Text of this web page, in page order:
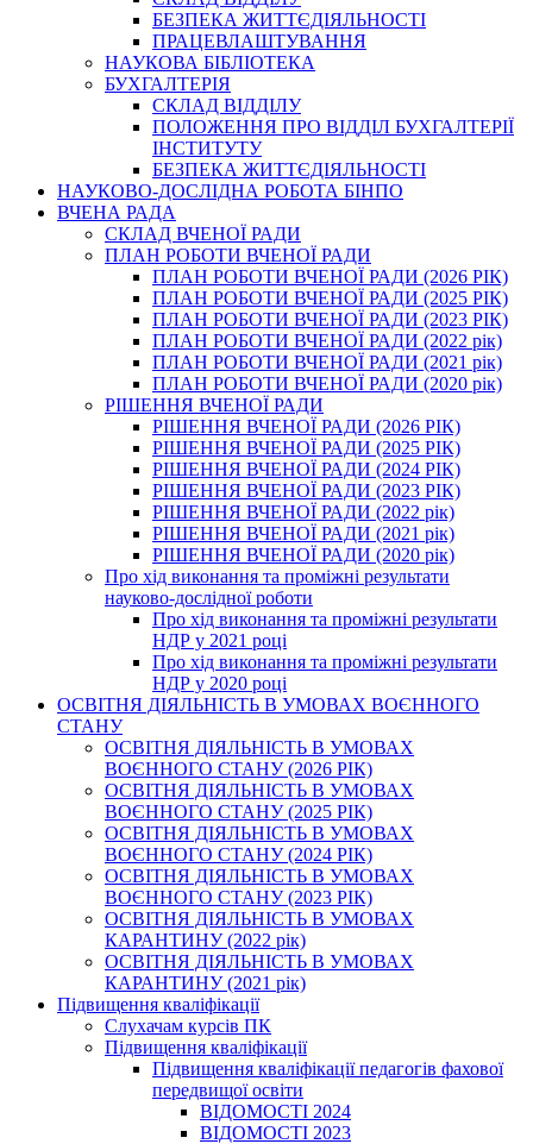
БЕЗПЕКА ЖИТТЄДІЯЛЬНОСТІ
ПРАЦЕВЛАШТУВАННЯ
НАУКОВА БІБЛІОТЕКА
БУХГАЛТЕРІЯ
СКЛАД ВІДДІЛУ
ПОЛОЖЕННЯ ПРО ВІДДІЛ БУХГАЛТЕРІЇ
ІНСТИТУТУ
БЕЗПЕКА ЖИТТЄДІЯЛЬНОСТІ
НАУКОВО-ДОСЛІДНА РОБОТА БІНПО
ВЧЕНА РАДА
СКЛАД ВЧЕНОЇ РАДИ
ПЛАН РОБОТИ ВЧЕНОЇ РАДИ
ПЛАН РОБОТИ ВЧЕНОЇ РАДИ (2026 РІК)
ПЛАН РОБОТИ ВЧЕНОЇ РАДИ (2025 РІК)
ПЛАН РОБОТИ ВЧЕНОЇ РАДИ (2023 РІК)
ПЛАН РОБОТИ ВЧЕНОЇ РАДИ (2022 рік)
ПЛАН РОБОТИ ВЧЕНОЇ РАДИ (2021 рік)
ПЛАН РОБОТИ ВЧЕНОЇ РАДИ (2020 рік)
РІШЕННЯ ВЧЕНОЇ РАДИ
РІШЕННЯ ВЧЕНОЇ РАДИ (2026 РІК)
РІШЕННЯ ВЧЕНОЇ РАДИ (2025 РІК)
РІШЕННЯ ВЧЕНОЇ РАДИ (2024 РІК)
РІШЕННЯ ВЧЕНОЇ РАДИ (2023 РІК)
РІШЕННЯ ВЧЕНОЇ РАДИ (2022 рік)
РІШЕННЯ ВЧЕНОЇ РАДИ (2021 рік)
РІШЕННЯ ВЧЕНОЇ РАДИ (2020 рік)
Про хід виконання та проміжні результати
науково-дослідної роботи
Про хід виконання та проміжні результати
НДР у 2021 році
Про хід виконання та проміжні результати
НДР у 2020 році
ОСВІТНЯ ДІЯЛЬНІСТЬ В УМОВАХ ВОЄННОГО
СТАНУ
ОСВІТНЯ ДІЯЛЬНІСТЬ В УМОВАХ
ВОЄННОГО СТАНУ (2026 РІК)
ОСВІТНЯ ДІЯЛЬНІСТЬ В УМОВАХ
ВОЄННОГО СТАНУ (2025 РІК)
ОСВІТНЯ ДІЯЛЬНІСТЬ В УМОВАХ
ВОЄННОГО СТАНУ (2024 РІК)
ОСВІТНЯ ДІЯЛЬНІСТЬ В УМОВАХ
ВОЄННОГО СТАНУ (2023 РІК)
ОСВІТНЯ ДІЯЛЬНІСТЬ В УМОВАХ
КАРАНТИНУ (2022 рік)
ОСВІТНЯ ДІЯЛЬНІСТЬ В УМОВАХ
КАРАНТИНУ (2021 рік)
Підвищення кваліфікації
Слухачам курсів ПК
Підвищення кваліфікації
Підвищення кваліфікації педагогів фахової
передвищої освіти
ВІДОМОСТІ 2024
ВІДОМОСТІ 2023